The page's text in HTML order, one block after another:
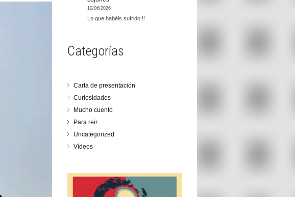
10/06/2026
Lo que habéis sufrido !!
Categorías
Carta de presentación
Curiosidades
Mucho cuento
Para reir
Uncategorized
Vídeos